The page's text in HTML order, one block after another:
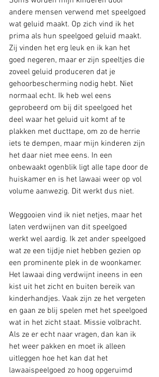
andere mensen verwend met speelgoed
wat geluid maakt. Op zich vind ik het
prima als hun speelgoed geluid maakt.
Zij vinden het erg leuk en ik kan het
goed negeren, maar er zijn speeltjes die
zoveel geluid produceren dat je
gehoorbescherming nodig hebt. Niet
normaal echt. Ik heb wel eens
geprobeerd om bij dit speelgoed het
deel waar het geluid uit komt af te
plakken met ducttape, om zo de herrie
iets te dempen, maar mijn kinderen zijn
het daar niet mee eens. In een
onbewaakt ogenblik ligt alle tape door de
huiskamer en is het lawaai weer op vol
volume aanwezig. Dit werkt dus niet.
Weggooien vind ik niet netjes, maar het
laten verdwijnen van dit speelgoed
werkt wel aardig. Ik zet ander speelgoed
wat ze een tijdje niet hebben gezien op
een prominente plek in de woonkamer.
Het lawaai ding verdwijnt ineens in een
kist uit het zicht en buiten bereik van
kinderhandjes. Vaak zijn ze het vergeten
en gaan ze blij spelen met het speelgoed
wat in het zicht staat. Missie volbracht.
Als ze er echt naar vragen, dan kan ik
het weer pakken en moet ik alleen
uitleggen hoe het kan dat het
lawaaispeelgoed zo hoog opgeruimd